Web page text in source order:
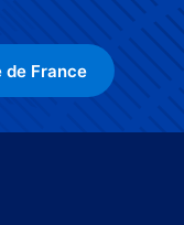
de France